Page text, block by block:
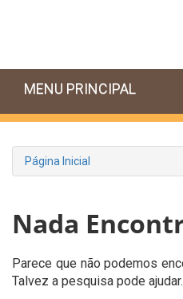
MENU PRINCIPAL
Página Inicial
Nada
Parece que não podemos
Talvez a pesquisa pode ajudar.